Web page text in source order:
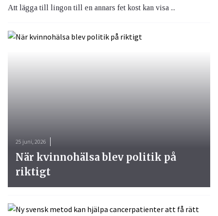
Att lägga till lingon till en annars fet kost kan visa ...
25 juni, 2026
När kvinnohälsa blev politik på
riktigt